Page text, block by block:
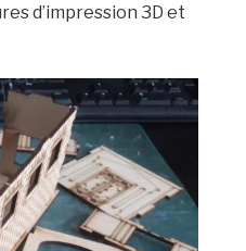
d’impression 3D et